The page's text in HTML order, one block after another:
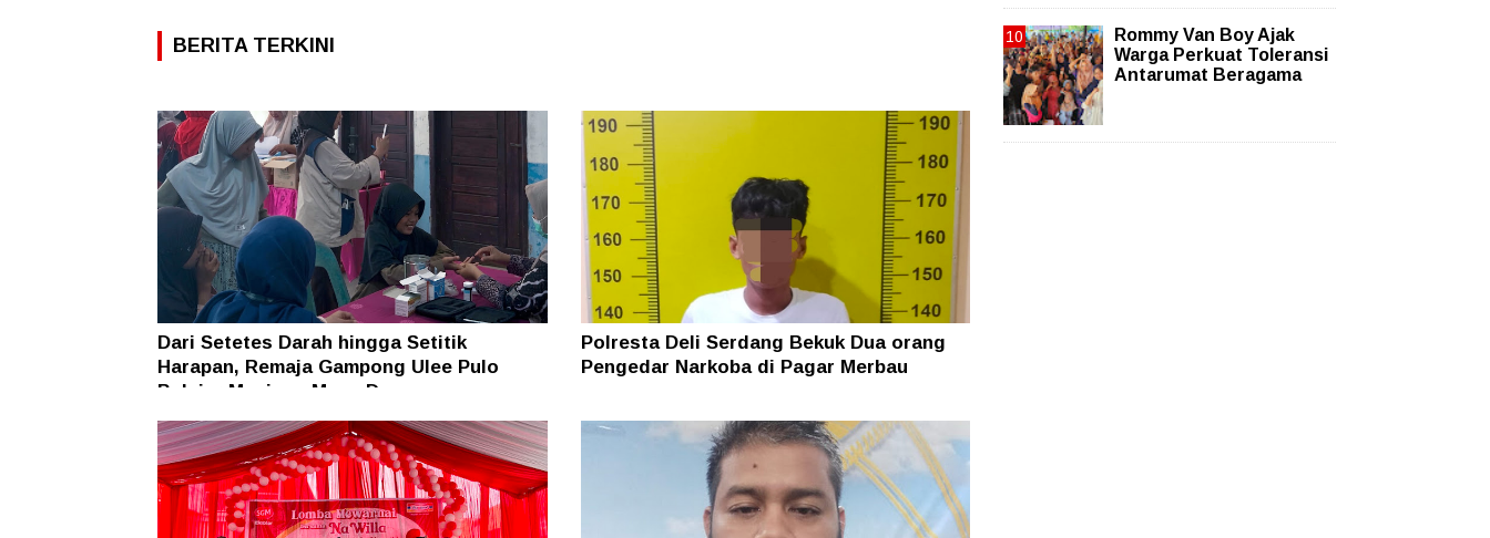
BERITA TERKINI
Dari Setetes Darah hingga Setitik
Harapan, Remaja Gampong Ulee Pulo
Belajar Menjaga Masa Depan
Polresta Deli Serdang Bekuk Dua orang
Pengedar Narkoba di Pagar Merbau
Rommy Van Boy Ajak
Warga Perkuat Toleransi
Antarumat Beragama